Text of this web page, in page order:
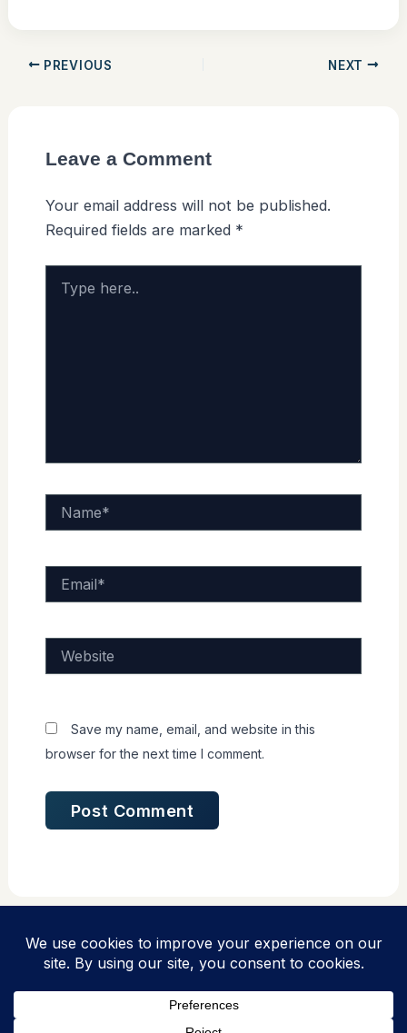
PREVIOUS NEXT
Leave a Comment
Your email address will not be published.
Required fields are marked *
here..
Save my name, email, and website in this
browser for the next time I comment.